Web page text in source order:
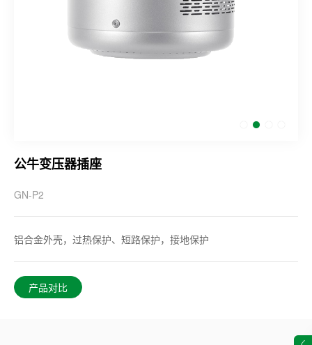
公牛变压器插座
GN-P2
铝合金外壳，过热保护、短路保护，接地保护
产品对比